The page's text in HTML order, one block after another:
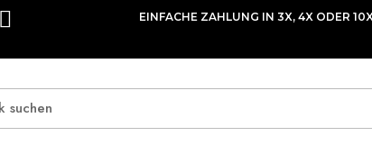
EINFACHE ZAHLUNG IN 3X, 4X ODER